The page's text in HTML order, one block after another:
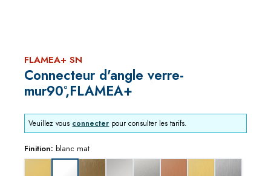
FLAMEA+ SN
Connecteur d'angle verre-
mur90°,FLAMEA+
Veuillez vous connecter pour consulter les tarifs.
Finition: blanc mat
bronze doré brossé
chromé brillantchromé mat